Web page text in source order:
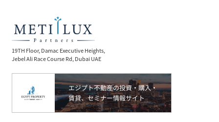
19TH Floor, Damac Executive Heights,
Jebel Ali Race Course Rd, Dubai UAE